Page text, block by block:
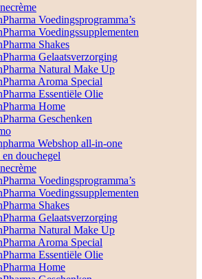
Voedingsprogramma’s
Voedingssupplementen
Shakes
Gelaatsverzorging
Natural Make Up
Aroma Special
Essentiële Olie
Home
Geschenken
Webshop all-in-one
douchegel
Voedingsprogramma’s
Voedingssupplementen
Shakes
Gelaatsverzorging
Natural Make Up
Aroma Special
Essentiële Olie
Home